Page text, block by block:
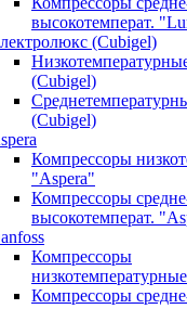
высокотемперат.
(Cubigel)
(Cubigel)
(Cubigel)
Компрессоры
"Aspera"
Компрессоры
высокотемперат.
Компрессоры
Компрессоры